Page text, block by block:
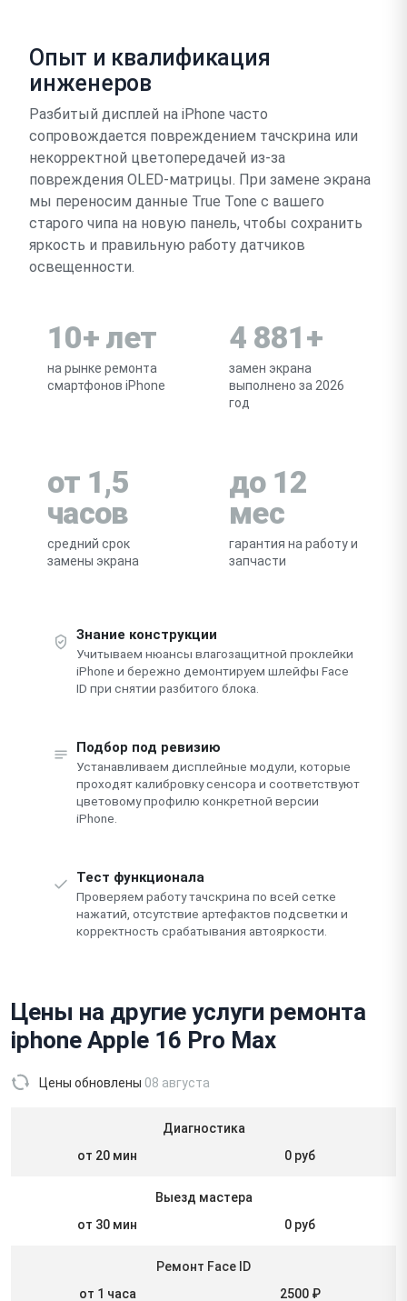
Опыт и квалификация
инженеров
Разбитый дисплей на iPhone часто
сопровождается повреждением тачскрина или
некорректной цветопередачей из-за
повреждения OLED-матрицы. При замене экрана
мы переносим данные True Tone с вашего
старого чипа на новую панель, чтобы сохранить
яркость и правильную работу датчиков
освещенности.
10+ лет
на рынке ремонта
смартфонов iPhone
4 881+
замен экрана
выполнено за 2026
год
от 1,5
часов
средний срок
замены экрана
до 12
мес
гарантия на работу и
запчасти
Знание конструкции
Учитываем нюансы влагозащитной проклейки
iPhone и бережно демонтируем шлейфы Face
ID при снятии разбитого блока.
Подбор под ревизию
Устанавливаем дисплейные модули, которые
проходят калибровку сенсора и соответствуют
цветовому профилю конкретной версии
iPhone.
Тест функционала
Проверяем работу тачскрина по всей сетке
нажатий, отсутствие артефактов подсветки и
корректность срабатывания автояркости.
Цены на другие услуги ремонта
iphone Apple 16 Pro Max
Цены обновлены 08 августа
Диагностика
от 20 мин
0 руб
Выезд мастера
от 30 мин
0 руб
Ремонт Face ID
от 1 часа
2500 ₽